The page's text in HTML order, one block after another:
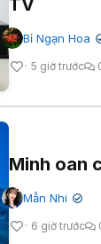
TV
Bỉ Ngạn Hoa
5 giờ trước
Minh oan
Mẫn Nhi ✔
6 giờ trước